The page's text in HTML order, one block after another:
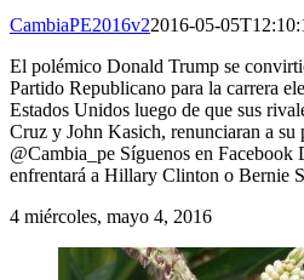
CambiaPE2016v22016-05-
El polémico Donald Trump se
Partido Republicano para la carrera
Estados Unidos luego de que sus
Cruz y John Kasich, renunciaran a
@Cambia_pe Síguenos en Facebook
enfrentará a Hillary Clinton o Bernie
4 miércoles, mayo 4, 2016